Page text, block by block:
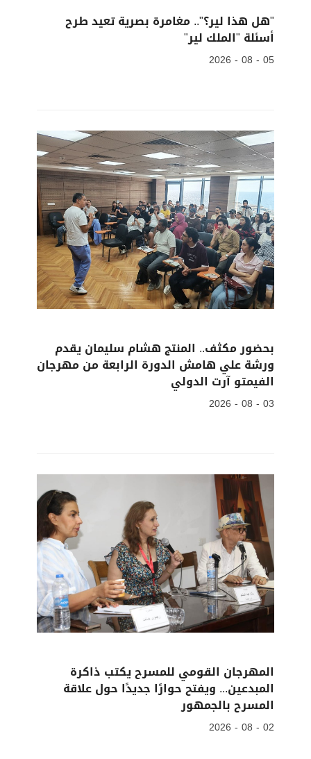
"هل هذا لير؟".. مغامرة بصرية تعيد طرح
أسئلة "الملك لير"
05 - 08 - 2026
بحضور مكثف.. المنتج هشام سليمان يقدم
ورشة علي هامش الدورة الرابعة من مهرجان
الفيمتو آرت الدولي
03 - 08 - 2026
المهرجان القومي للمسرح يكتب ذاكرة
المبدعين... ويفتح حوارًا جديدًا حول علاقة
المسرح بالجمهور
02 - 08 - 2026